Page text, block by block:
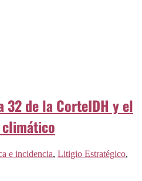
32 de la CorteIDH y el
e incidencia, Litigio Estratégico,